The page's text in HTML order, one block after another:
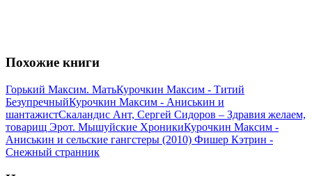
Похожие книги
Горький Максим. МатьКурочкин Максим - Титий
БезупречныйКурочкин Максим - Аниськин и
шантажистСкаландис Ант, Сергей Сидоров – Здравия желаем,
товарищ Эрот. Мышуйские ХроникиКурочкин Максим -
Аниськин и сельские гангстеры (2010) Фишер Кэтрин -
Снежный странник